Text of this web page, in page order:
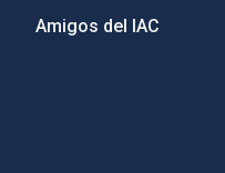
Amigos del IAC